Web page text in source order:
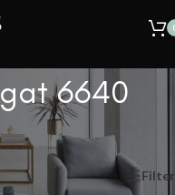
TEPPICHE!
6640
agat 6640“
Filter